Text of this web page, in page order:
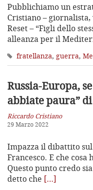
Pubblichiamo un
Cristiano –
Reset – “Figli dello
alleanza per il
fratellanza, guerra,
Russia-Europa,
abbiate paura”
Riccardo Cristiano
29 Marzo 2022
Impazza il dibattito
Francesco. E che
Questo punto credo
detto che […]